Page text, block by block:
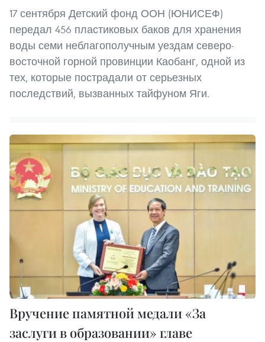
17 сентября Детский фонд ООН (ЮНИСЕФ)
передал 456 пластиковых баков для хранения
воды семи неблагополучным уездам северо-
восточной горной провинции Каобанг, одной из
тех, которые пострадали от серьезных
последствий, вызванных тайфуном Яги.
Вручение памятной медали «За
заслуги в образовании» главе